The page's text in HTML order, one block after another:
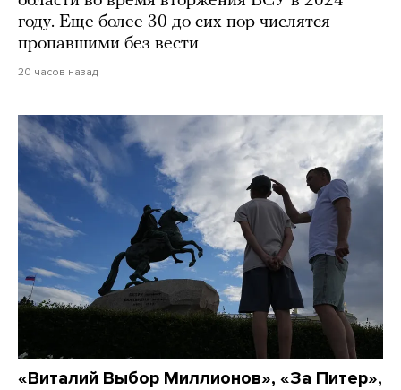
году. Еще более 30 до сих пор числятся
пропавшими без вести
20 часов назад
«Виталий Выбор Миллионов», «За Питер»,